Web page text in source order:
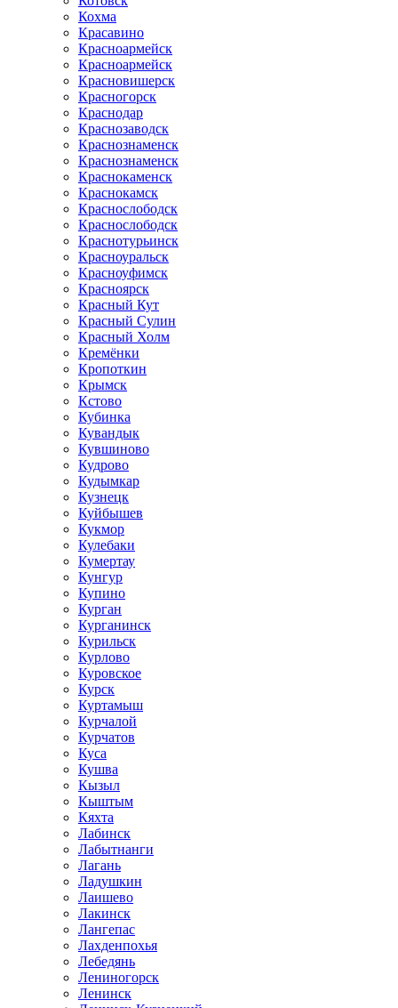
Кохма
Красавино
Красноармейск
Красноармейск
Красновишерск
Красногорск
Краснодар
Краснозаводск
Краснознаменск
Краснознаменск
Краснокаменск
Краснокамск
Краснослободск
Краснослободск
Краснотурьинск
Красноуральск
Красноуфимск
Красноярск
Красный Кут
Красный Сулин
Красный Холм
Кремёнки
Кропоткин
Крымск
Кстово
Кубинка
Кувандык
Кувшиново
Кудрово
Кудымкар
Кузнецк
Куйбышев
Кукмор
Кулебаки
Кумертау
Кунгур
Купино
Курган
Курганинск
Курильск
Курлово
Куровское
Курск
Куртамыш
Курчалой
Курчатов
Куса
Кушва
Кызыл
Кыштым
Кяхта
Лабинск
Лабытнанги
Лагань
Ладушкин
Лаишево
Лакинск
Лангепас
Лахденпохья
Лебедянь
Лениногорск
Ленинск